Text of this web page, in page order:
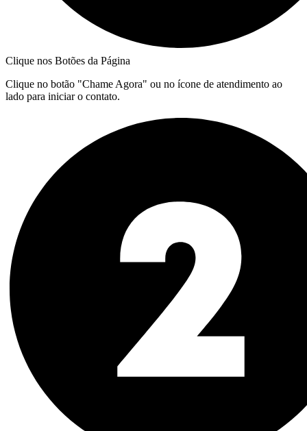
Clique nos Botões da Página
Clique no botão "Chame Agora" ou no ícone de atendimento ao
lado para iniciar o contato.